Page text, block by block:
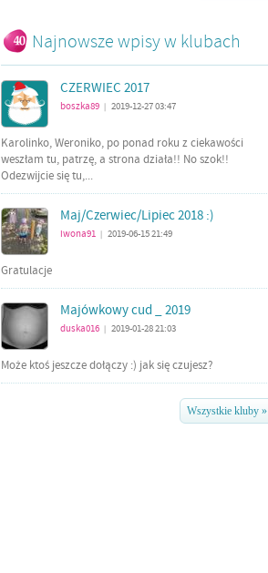
Najnowsze wpisy w klubach
CZERWIEC 2017
boszka89 2019-12-27 03:47
Karolinko, Weroniko, po ponad roku z ciekawości
weszłam tu, patrzę, a strona działa!! No szok!!
Odezwijcie się tu,...
Maj/Czerwiec/Lipiec 2018 :)
iwona91 2019-06-15 21:49
Gratulacje
Majówkowy cud _ 2019
duska016 2019-01-28 21:03
Może ktoś jeszcze dołączy :) jak się czujesz?
Wszystkie kluby »